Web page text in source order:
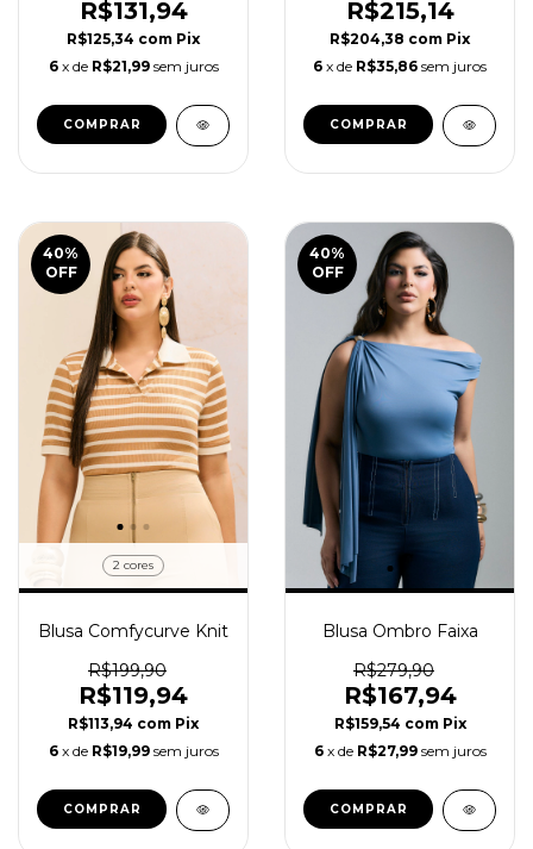
R$131,94
R$125,34 com Pix
6 x de R$21,99 sem juros
COMPRAR
R$215,14
R$204,38 com Pix
6 x de R$35,86 sem juros
COMPRAR
40%
OFF
2 cores
Blusa Comfycurve Knit
R$199,90
R$119,94
R$113,94 com Pix
6 x de R$19,99 sem juros
COMPRAR
40%
OFF
Blusa Ombro Faixa
R$279,90
R$167,94
R$159,54 com Pix
6 x de R$27,99 sem juros
COMPRAR